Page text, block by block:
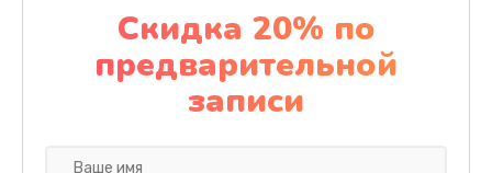
Замена аккумулятора
1130 руб.
Заказать
Скидка 20% по
предварительной
записи